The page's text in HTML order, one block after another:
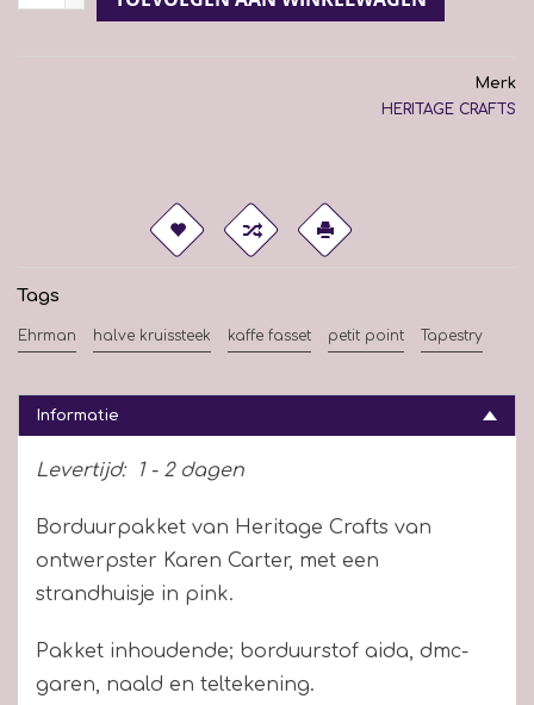
Merk
HERITAGE CRAFTS
Tags
Ehrman halve kruissteek kaffe fasset petit point Tapestry
Informatie
Levertijd: 1 - 2 dagen
Borduurpakket van Heritage Crafts van
ontwerpster Karen Carter, met een
strandhuisje in pink.
Pakket inhoudende; borduurstof aida, dmc-
garen, naald en teltekening.